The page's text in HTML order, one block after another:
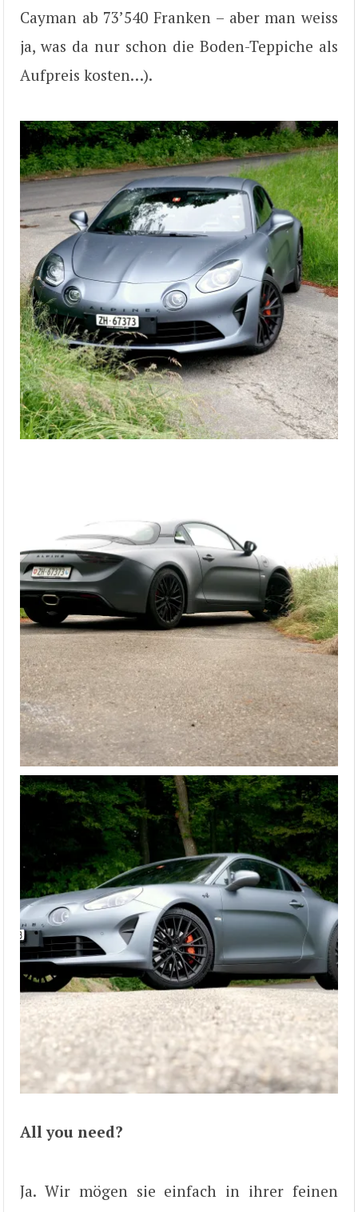
Cayman ab 73’540 Franken – aber man weiss
ja, was da nur schon die Boden-Teppiche als
Aufpreis kosten…).
All you need?
Ja. Wir mögen sie einfach in ihrer feinen